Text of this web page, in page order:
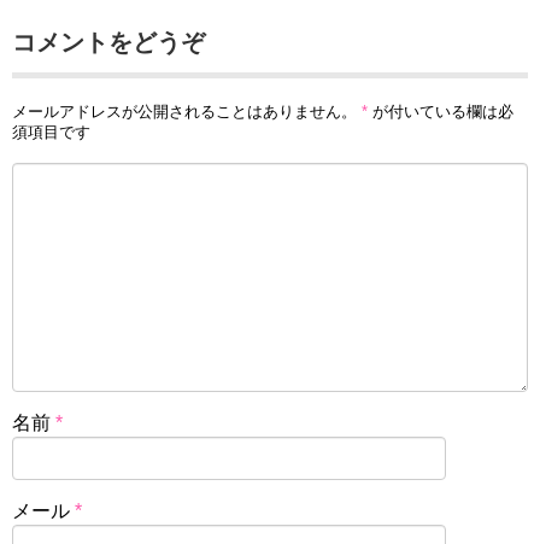
コメントをどうぞ
メールアドレスが公開されることはありません。 * が付いている欄は必
須項目です
名前 *
メール *